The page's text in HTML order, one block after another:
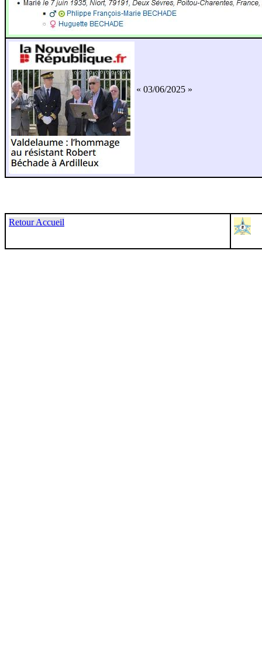
« 03/06/2025 »
Retour Accueil